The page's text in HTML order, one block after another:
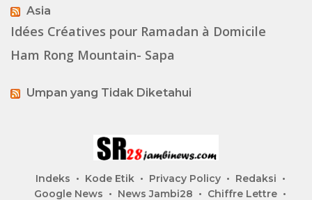
Asia
Idées Créatives pour Ramadan à Domicile
Ham Rong Mountain- Sapa
Umpan yang Tidak Diketahui
Indeks Kode Etik Privacy Policy
Redaksi
Google News
News Jambi28 Chiffre Lettre